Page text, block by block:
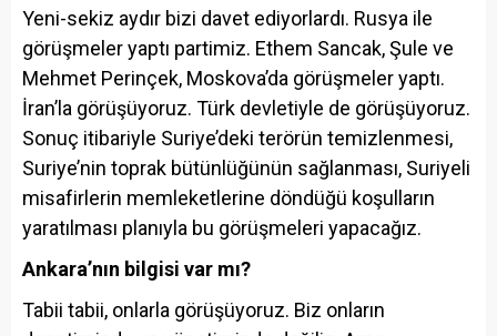
Yeni-sekiz aydır bizi davet ediyorlardı. Rusya ile
görüşmeler yaptı partimiz. Ethem Sancak, Şule ve
Mehmet Perinçek, Moskova’da görüşmeler yaptı.
İran’la görüşüyoruz. Türk devletiyle de görüşüyoruz.
Sonuç itibariyle Suriye’deki terörün temizlenmesi,
Suriye’nin toprak bütünlüğünün sağlanması, Suriyeli
misafirlerin memleketlerine döndüğü koşulların
yaratılması planıyla bu görüşmeleri yapacağız.
Ankara’nın bilgisi var mı?
Tabii tabii, onlarla görüşüyoruz. Biz onların